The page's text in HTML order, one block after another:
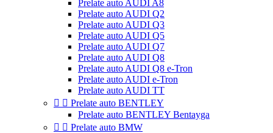
Prelate auto AUDI A8
Prelate auto AUDI Q2
Prelate auto AUDI Q3
Prelate auto AUDI Q5
Prelate auto AUDI Q7
Prelate auto AUDI Q8
Prelate auto AUDI Q8 e-Tron
Prelate auto AUDI e-Tron
Prelate auto AUDI TT
  Prelate auto BENTLEY
Prelate auto BENTLEY Bentayga
  Prelate auto BMW